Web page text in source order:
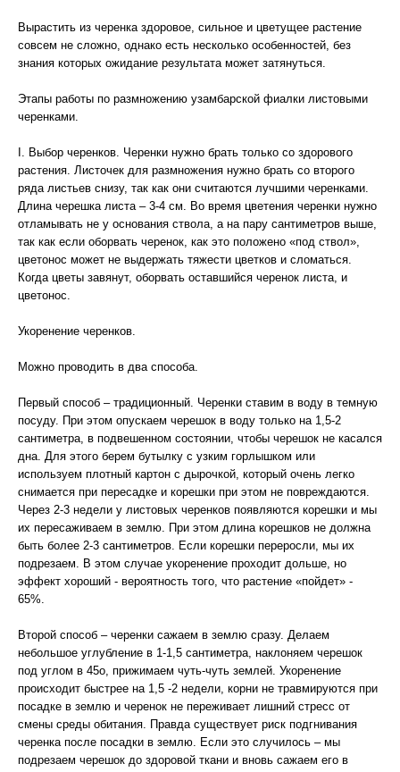
Вырастить из черенка здоровое, сильное и цветущее растение
совсем не сложно, однако есть несколько особенностей, без
знания которых ожидание результата может затянуться.
Этапы работы по размножению узамбарской фиалки листовыми
черенками.
I. Выбор черенков. Черенки нужно брать только со здорового
растения. Листочек для размножения нужно брать со второго
ряда листьев снизу, так как они считаются лучшими черенками.
Длина черешка листа – 3-4 см. Во время цветения черенки нужно
отламывать не у основания ствола, а на пару сантиметров выше,
так как если оборвать черенок, как это положено «под ствол»,
цветонос может не выдержать тяжести цветков и сломаться.
Когда цветы завянут, оборвать оставшийся черенок листа, и
цветонос.
Укоренение черенков.
Можно проводить в два способа.
Первый способ – традиционный. Черенки ставим в воду в темную
посуду. При этом опускаем черешок в воду только на 1,5-2
сантиметра, в подвешенном состоянии, чтобы черешок не касался
дна. Для этого берем бутылку с узким горлышком или
используем плотный картон с дырочкой, который очень легко
снимается при пересадке и корешки при этом не повреждаются.
Через 2-3 недели у листовых черенков появляются корешки и мы
их пересаживаем в землю. При этом длина корешков не должна
быть более 2-3 сантиметров. Если корешки переросли, мы их
подрезаем. В этом случае укоренение проходит дольше, но
эффект хороший - вероятность того, что растение «пойдет» -
65%.
Второй способ – черенки сажаем в землю сразу. Делаем
небольшое углубление в 1-1,5 сантиметра, наклоняем черешок
под углом в 45о, прижимаем чуть-чуть землей. Укоренение
происходит быстрее на 1,5 -2 недели, корни не травмируются при
посадке в землю и черенок не переживает лишний стресс от
смены среды обитания. Правда существует риск подгнивания
черенка после посадки в землю. Если это случилось – мы
подрезаем черешок до здоровой ткани и вновь сажаем его в